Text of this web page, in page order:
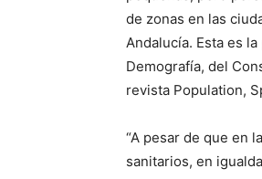
de zonas en las
Andalucía. Esta es
Demografía, del
revista Population,
“A pesar de que en
sanitarios, en